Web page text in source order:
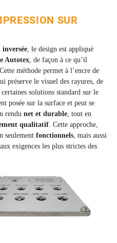
SUR
inversée, le design est appliqué
Autotex, de façon à ce qu’il
méthode permet à l’encre de
préserve le visuel des rayures, de
solutions standard sur le
posée sur la surface et peut se
rendu net et durable, tout en
qualitatif. Cette approche,
seulement fonctionnels, mais aussi
exigences les plus strictes des